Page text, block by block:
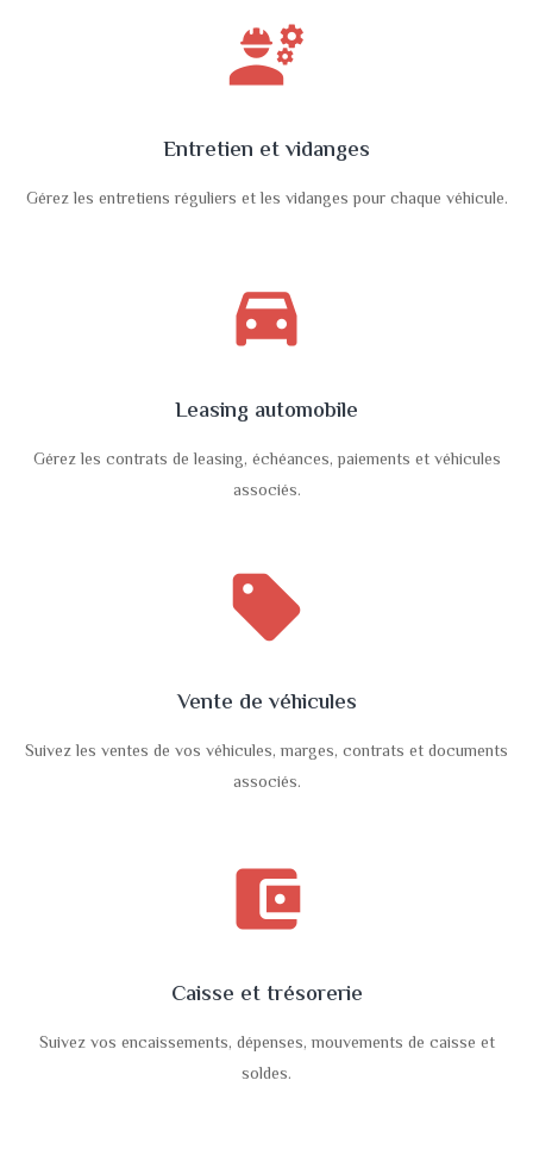
engineering
Entretien et vidanges
Gérez les entretiens réguliers et les vidanges pour chaque véhicule.
directions_car_filled
Leasing automobile
Gérez les contrats de leasing, échéances, paiements et véhicules
associés.
sell
Vente de véhicules
Suivez les ventes de vos véhicules, marges, contrats et documents
associés.
account_balance_wallet
Caisse et trésorerie
Suivez vos encaissements, dépenses, mouvements de caisse et
soldes.